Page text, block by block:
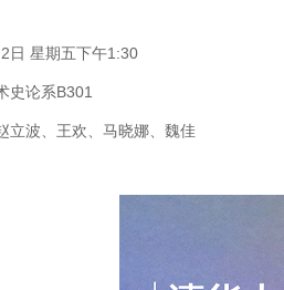
日 星期五下午1:30
史论系B301
立波、王欢、马晓娜、魏佳